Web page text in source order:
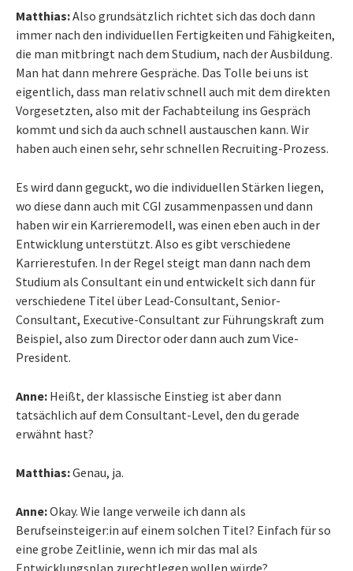
Matthias:Also grundsätzlich richtet sich das doch dann
immer nach den individuellen Fertigkeiten und Fähigkeiten,
die man mitbringt nach dem Studium, nach der Ausbildung.
Man hat dann mehrere Gespräche. Das Tolle bei uns ist
eigentlich, dass man relativ schnell auch mit dem direkten
Vorgesetzten, also mit der Fachabteilung ins Gespräch
kommt und sich da auch schnell austauschen kann. Wir
haben auch einen sehr, sehr schnellen Recruiting-Prozess.
Es wird dann geguckt, wo die individuellen Stärken liegen,
wo diese dann auch mit CGI zusammenpassen und dann
haben wir ein Karrieremodell, was einen eben auch in der
Entwicklung unterstützt. Also es gibt verschiedene
Karrierestufen. In der Regel steigt man dann nach dem
Studium als Consultant ein und entwickelt sich dann für
verschiedene Titel über Lead-Consultant, Senior-
Consultant, Executive-Consultant zur Führungskraft zum
Beispiel, also zum Director oder dann auch zum Vice-
President.
Anne: Heißt, der klassische Einstieg ist aber dann
tatsächlich auf dem Consultant-Level, den du gerade
erwähnt hast?
Matthias:Genau, ja.
Anne:Okay. Wie lange verweile ich dann als
Berufseinsteiger:in auf einem solchen Titel? Einfach für so
eine grobe Zeitlinie, wenn ich mir das mal als
Entwicklungsplan zurechtlegen wollen würde?